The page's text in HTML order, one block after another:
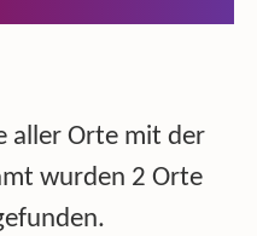
aller Orte mit der
wurden 2 Orte